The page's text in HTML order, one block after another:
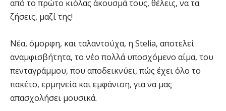
από το πρώτο κιόλας άκουσμά τους, θέλεις, να τα
ζήσεις, μαζί της!
Νέα, όμορφη, και ταλαντούχα, η Stelia, αποτελεί
αναμφισβήτητα, το νέο πολλά υποσχόμενο αίμα, του
πενταγράμμου, που αποδεικνύει, πώς έχει όλο το
πακέτο, ερμηνεία και εμφάνιση, για να μας
απασχολήσει μουσικά.